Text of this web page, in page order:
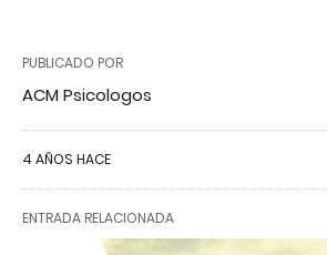
PUBLICADO POR
ACM Psicologos
4 AÑOS HACE
ENTRADA RELACIONADA